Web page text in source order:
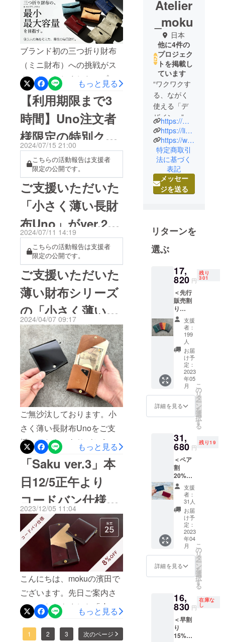
ブランド初の三つ折り財布
（ミニ財布）への挑戦がス
タートいたしました！プロ
ジェクトはこちらご無沙汰
しております、ATELIER
MOKUの濱田でございま
す。小さく薄い長財布UNO
のプロジェクトでは、大変
お世話になりました。その
後もMOKUを応援くださ
り、いつも本当にありがと
うございます。突然のお知
らせで恐縮ですが、ブラン
ド初の三つ折り財布（ミニ
財布）へ挑戦することなり
ました。小さく薄い財布
SAKUや小さく薄い長財布
UNOをご利用のお客様から
「使いやすいミニ財布を
作って欲しい」とリクエス
トいただき、制作に至りま
した。私自身も正直なとこ
ろ、使いづらいイメージの
あるミニ財布を最近は使っ
てことがありませんでし
た。いざ作ってみて、、こ
れなら毎日使いたい！と心
から思える、そんな自信作
になりました。5月30日まで
のプロジェクトになりま
https://www.makuake.com/pr
oject/palumo/応援いただけ
れば幸いです。よろしくお
願い致します。
もっと見る
【利用期限まで3
時間】Uno注文者
様限定の特別クー
ポンは本日7月15
日中です。
2024/07/15 21:00
こちらの活動報告は支援者
限定の公開です。
ご支援いただいた
「小さく薄い長財
布Uno」がver.2に
進化。初代支援者
様だけの特別クー
ポンを贈呈いたし
ます。
2024/07/11 14:19
こちらの活動報告は支援者
限定の公開です。
ご支援いただいた
薄い財布シリーズ
の「小さく薄い財
布Saku」よりコー
ドバン仕様・春カ
ラー仕様が発売し
ております。
2024/04/07 09:17
ご無沙汰しております。小
さく薄い長財布Unoをご支
援いただき、ありがとうご
ざいました。今もご愛用く
ださっている皆様におかれ
ましては、重ねて感謝申し
上げます。革の品質はとて
も良いので、最低でも５
年、あわよくば１０年とな
がくご利用いただければ幸
いです。もし２つ折り財布
へのお買い換えや、周りの
方にmokuをおすすめいただ
ける機会がございました
ら、以下の最新の「小さく
薄い財布Saku ver.3」も候補
に入れていただければあり
もっと見る
「Saku ver.3」本
日12/5正午より
コードバン仕様・
ペア割の再販開始
いたします。
2023/12/05 11:04
こんにちは、mokuの濱田で
ございます。先日ご案内さ
せていただきました「小さ
く薄い財布Saku ver.3」の予
約受付開始から4日が経過し
もっと見る
1 2 3 次のページ
Atelier
_moku
日本
他に4件の
プロジェク
トを掲載し
ています
“ワクワクす
る、ながく
使える「デ
ザイン」”
と“質感高く
地球に優し
い「素
材」”をコン
セプトにし
たD2Cレ
ザーブラン
す。上質で
サステナブ
ルな暮らし
https://moku.info/
https://lin.ee/9DXqNW5
https://www.instagram.com/a.telier_moku/
特定商取引
法に基づく
表記
メッセー
ジを送る
リターンを
選ぶ
17,
820 円
残り
301
＜先行
販売割
り
10%OF
F＞
【先着
500名様
限定】
Uno×1
個 ※一
般販売
予定価
格（消
費税・
送料込
引後の
金額
（消費
税・送
料込
み）
17,820
円 ※割
引率は
販売予
定価格
に送料
を含む
合計金
額に対
するも
ので
のお届
けにな
支援
者：
199
人
お届
け予
定：
2023
年05
月
詳細を見る
こ
の
リ
タ
ー
ン
を
選
択
す
る
31,
680 円
残り19
＜ペア
割
20%OF
F＞
【先着
50名様
限定】
Uno×2
個 ※一
般販売
予定価
格（消
費税・
送料込
み）
39,600
引後の
金額
（消費
税・送
料込
み）
支援
者：
31人
お届
け予
定：
2023
年04
月
詳細を見る
こ
の
リ
タ
ー
ン
を
選
択
す
る
16,
830 円
在庫な
し
＜早割
り
15%OF